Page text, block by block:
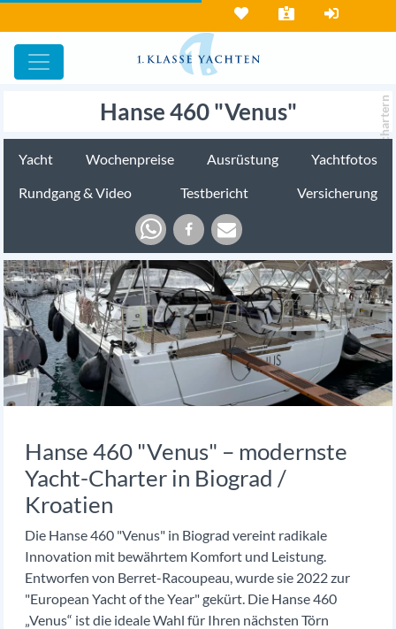
Hanse 460 "Venus" chartern
Yacht Wochenpreise Ausrüstung
Yachtfotos
Rundgang & Video
Testbericht Versicherung
Hanse 460 "Venus" – modernste
Yacht-Charter in Biograd /
Kroatien
Die Hanse 460 "Venus" in Biograd vereint radikale
Innovation mit bewährtem Komfort und Leistung.
Entworfen von Berret-Racoupeau, wurde sie 2022 zur
"European Yacht of the Year" gekürt. Die Hanse 460
„Venus“ ist die ideale Wahl für Ihren nächsten Törn